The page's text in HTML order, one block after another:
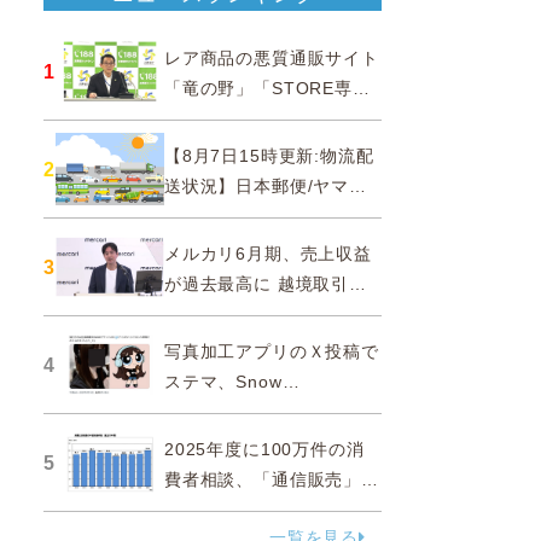
1
レア商品の悪質通販サイト
「竜の野」「STORE専門
ショップ」などに注意…消
費者庁
2
【8月7日15時更新:物流配
送状況】日本郵便/ヤマト
運輸/佐川急便/西濃運輸/福
山通運
3
メルカリ6月期、売上収益
が過去最高に 越境取引が
急成長
4
写真加工アプリのＸ投稿で
ステマ、Snow
Corporationと日本法人に
措置命令
5
2025年度に100万件の消
費者相談、「通信販売」が
38.0％占める…国民生活セ